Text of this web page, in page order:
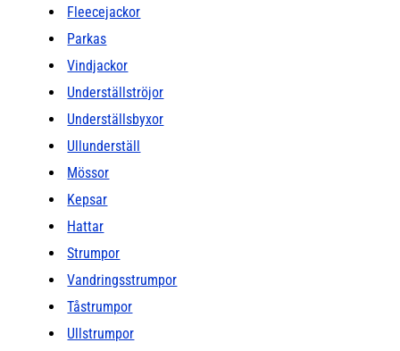
Fleecejackor
Parkas
Vindjackor
Underställströjor
Underställsbyxor
Ullunderställ
Mössor
Kepsar
Hattar
Strumpor
Vandringsstrumpor
Tåstrumpor
Ullstrumpor